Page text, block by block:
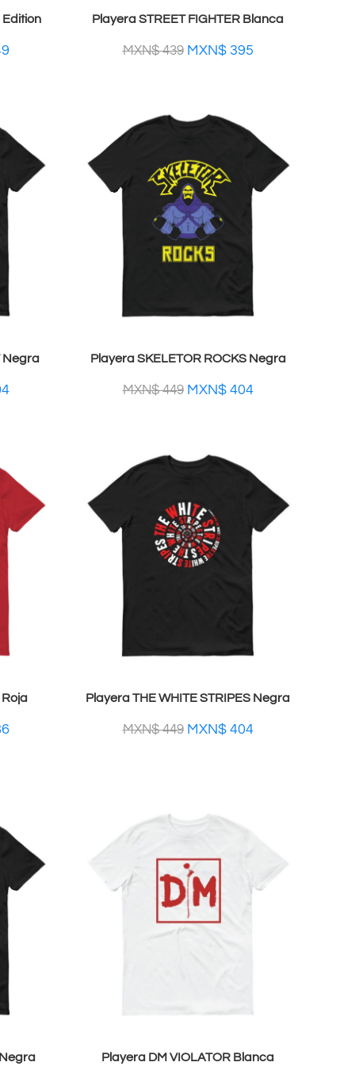
Edition Playera STREET FIGHTER Blanca
MXN$439 MXN$395
Negra Playera SKELETOR ROCKS Negra
MXN$449 MXN$404
Playera THE WHITE STRIPES Negra
MXN$449 MXN$404
Playera DM VIOLATOR Blanca